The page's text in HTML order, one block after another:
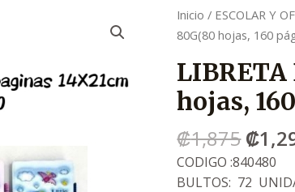
Inicio / ESCOLAR Y
80G(80 hojas, 160
LIBRETA
hojas,
₡1,875
El
era:
₡
CODIGO :840480
BULTOS: 72
Quantity